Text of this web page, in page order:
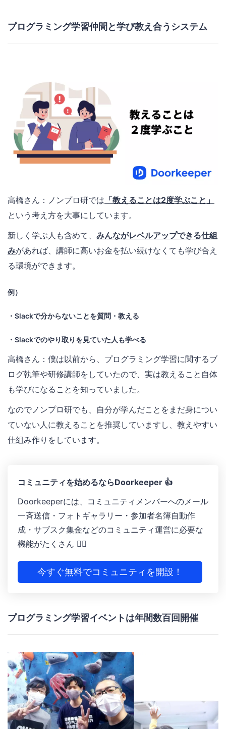
プログラミング学習仲間と学び教え合うシステム
高橋さん：ノンプロ研では 「教えることは2度学ぶこと」
という考え方を大事にしています。
新しく学ぶ人も含めて、 みんながレベルアップできる仕組
みがあれば、講師に高いお金を払い続けなくても学び合え
る環境ができます。
例）
・Slackで分からないことを質問・教える
・Slackでのやり取りを見ていた人も学べる
高橋さん：僕は以前から、プログラミング学習に関するブ
ログ執筆や研修講師をしていたので、実は教えること自体
も学びになることを知っていました。
なのでノンプロ研でも、自分が学んだことをまだ身につい
ていない人に教えることを推奨していますし、教えやすい
仕組み作りをしています。
コミュニティを始めるならDoorkeeper 👍
Doorkeeperには、コミュニティメンバーへのメール
一斉送信・フォトギャラリー ・参加者名簿自動作
成 ・サブスク集金などのコミュニティ運営に必要な
機能がたくさん 🙆‍♀️
今すぐ無料でコミュニティを開設！
プログラミング学習イベントは年間数百回開催